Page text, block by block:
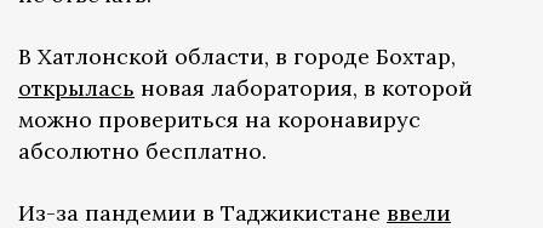
В Хатлонской области, в городе Бохтар,
открылась новая лаборатория, в которой
можно провериться на коронавирус
абсолютно бесплатно.
Из-за пандемии в Таджикистане ввели